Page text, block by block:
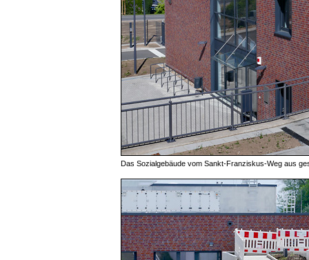
Das Sozialgebäude vom Sankt-Franziskus-Weg aus